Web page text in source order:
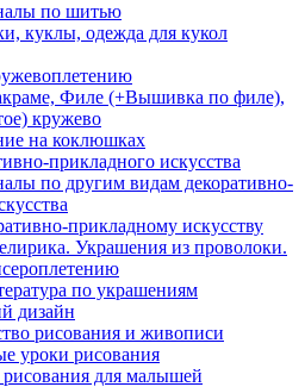
по шитью
куклы, одежда для кукол
Филе (+Вышивка по филе),
кружево
на коклюшках
прикладного искусства
по другим видам декоративно-
прикладному искусству
Украшения из проволоки.
по украшениям
дизайн
рисования и живописи
уроки рисования
для малышей